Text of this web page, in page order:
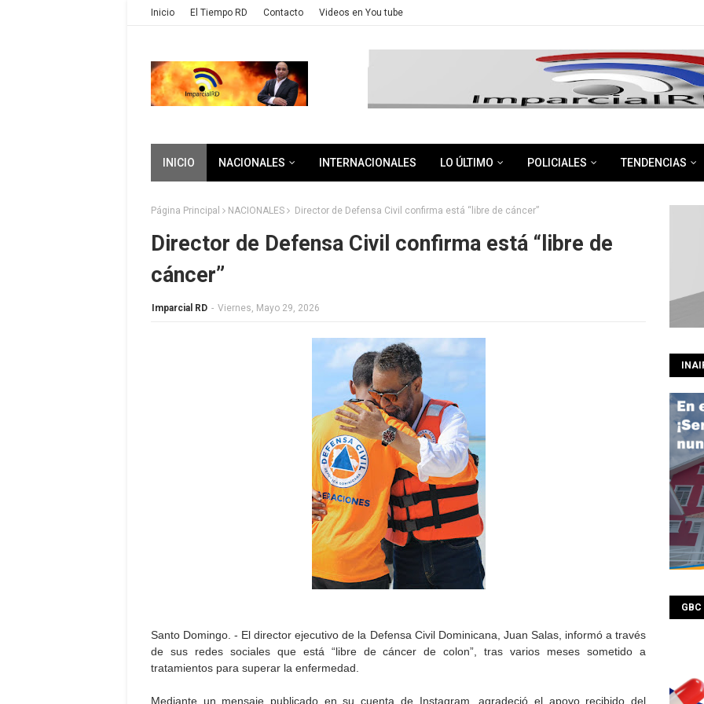
Inicio El Tiempo RD Contacto Videos en You tube
INICIO NACIONALES INTERNACIONALES LO ÚLTIMO POLICIALES TENDENCIAS
Página Principal NACIONALES Director de Defensa Civil confirma está “libre de cáncer”
Director de Defensa Civil confirma está “libre de
cáncer”
Imparcial RD - Viernes, Mayo 29, 2026
Santo Domingo. - El director ejecutivo de la Defensa Civil Dominicana, Juan Salas, informó a través
de sus redes sociales que está “libre de cáncer de colon”, tras varios meses sometido a
tratamientos para superar la enfermedad.
Mediante un mensaje publicado en su cuenta de Instagram, agradeció el apoyo recibido del
GBC